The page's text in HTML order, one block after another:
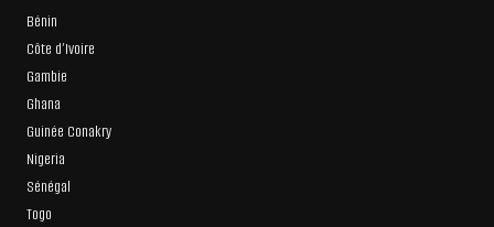
Bénin
Côte d’Ivoire
Gambie
Ghana
Guinée Conakry
Nigeria
Sénégal
Togo